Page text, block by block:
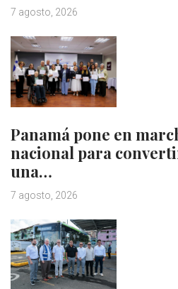
7 agosto, 2026
Panamá pone en
nacional para
una…
7 agosto, 2026